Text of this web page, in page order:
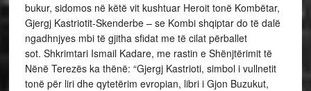
bukur, sidomos në këtë vit kushtuar Heroit tonë Kombëtar,
Gjergj Kastriotit-Skenderbe – se Kombi shqiptar do të dalë
ngadhnjyes mbi të gjitha sfidat me të cilat përballet
sot. Shkrimtari Ismail Kadare, me rastin e Shënjtërimit të
Nënë Terezës ka thënë: “Gjergj Kastrioti, simbol i vullnetit
tonë për liri dhe qytetërim evropian, libri i Gjon Buzukut,